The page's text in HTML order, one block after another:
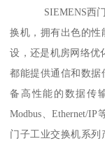
SIEMENS西门子
换机，拥有出色的性
设，还是机房网络优
都能提供通信和数据
备高性能的数据传
Modbus、Ethernet/
门子工业交换机系列